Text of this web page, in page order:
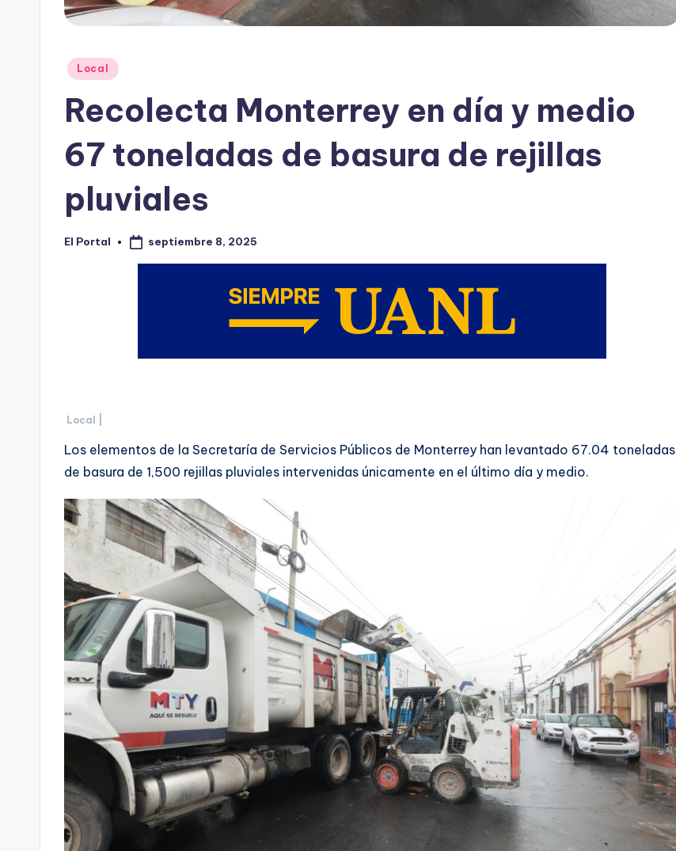
Publicado
Local
Recolecta Monterrey en día y medio
67 toneladas de basura de rejillas
pluviales
Publicado
El Portal septiembre 8, 2025
Local |
Los elementos de la Secretaría de Servicios Públicos de Monterrey han levantado 67.04 toneladas
de basura de 1,500 rejillas pluviales intervenidas únicamente en el último día y medio.